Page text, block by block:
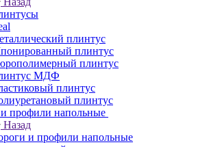
плинтус
плинтус
плинтус
МДФ
плинтус
плинтус
профили напольные
Назад
и профили напольные